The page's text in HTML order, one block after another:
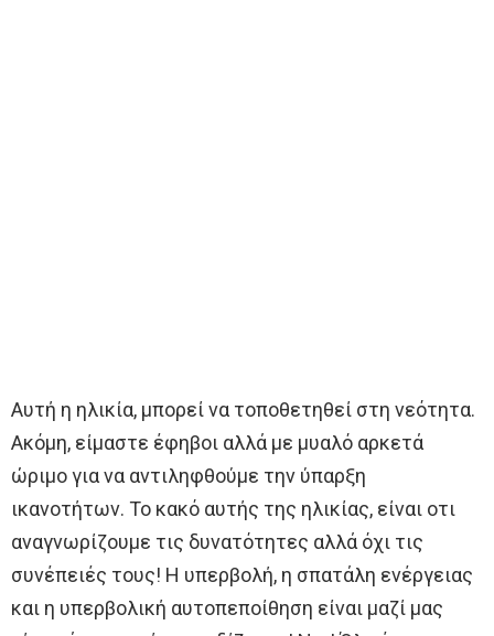
Αυτή η ηλικία, μπορεί να τοποθετηθεί στη νεότητα.
Ακόμη, είμαστε έφηβοι αλλά με μυαλό αρκετά
ώριμο για να αντιληφθούμε την ύπαρξη
ικανοτήτων. Το κακό αυτής της ηλικίας, είναι οτι
αναγνωρίζουμε τις δυνατότητες αλλά όχι τις
συνέπειές τους! Η υπερβολή, η σπατάλη ενέργειας
και η υπερβολική αυτοπεποίθηση είναι μαζί μας